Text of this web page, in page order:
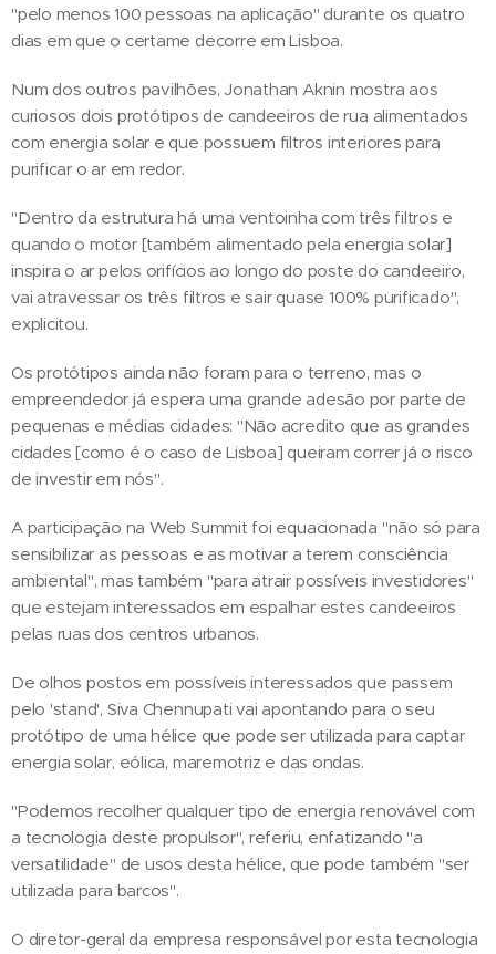
"pelo menos 100 pessoas na aplicação" durante os quatro
dias em que o certame decorre em Lisboa.
Num dos outros pavilhões, Jonathan Aknin mostra aos
curiosos dois protótipos de candeeiros de rua alimentados
com energia solar e que possuem filtros interiores para
purificar o ar em redor.
"Dentro da estrutura há uma ventoinha com três filtros e
quando o motor [também alimentado pela energia solar]
inspira o ar pelos orifícios ao longo do poste do candeeiro,
vai atravessar os três filtros e sair quase 100% purificado",
explicitou.
Os protótipos ainda não foram para o terreno, mas o
empreendedor já espera uma grande adesão por parte de
pequenas e médias cidades: "Não acredito que as grandes
cidades [como é o caso de Lisboa] queiram correr já o risco
de investir em nós".
A participação na Web Summit foi equacionada "não só para
sensibilizar as pessoas e as motivar a terem consciência
ambiental", mas também "para atrair possíveis investidores"
que estejam interessados em espalhar estes candeeiros
pelas ruas dos centros urbanos.
De olhos postos em possíveis interessados que passem
pelo 'stand', Siva Chennupati vai apontando para o seu
protótipo de uma hélice que pode ser utilizada para captar
energia solar, eólica, maremotriz e das ondas.
"Podemos recolher qualquer tipo de energia renovável com
a tecnologia deste propulsor", referiu, enfatizando "a
versatilidade" de usos desta hélice, que pode também "ser
utilizada para barcos".
O diretor-geral da empresa responsável por esta tecnologia